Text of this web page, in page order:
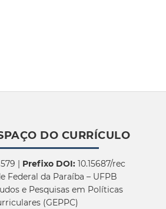
DO CURRÍCULO
| Prefixo DOI:10.15687/rec
Federal da Paraíba – UFPB
e Pesquisas em Políticas
(GEPPC)